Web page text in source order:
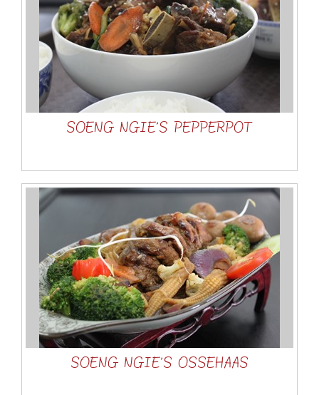
SOENG NGIE’S PEPPERPOT
SOENG NGIE’S OSSEHAAS